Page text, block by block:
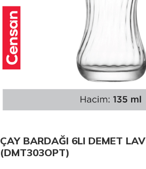
ÇAY BARDAĞI 6LI DEMET LAV
(DMT303OPT)